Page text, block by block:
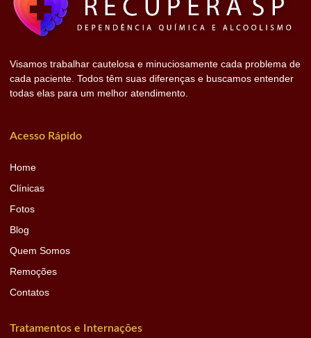
Visamos trabalhar cautelosa e minuciosamente cada problema de
cada paciente. Todos têm suas diferenças e buscamos entender
todas elas para um melhor atendimento.
Acesso Rápido
Home
Clínicas
Fotos
Blog
Quem Somos
Remoções
Contatos
Tratamentos e Internações